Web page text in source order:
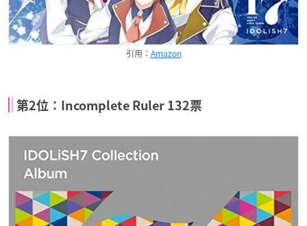
引用： Amazon
第2位：Incomplete Ruler 132票